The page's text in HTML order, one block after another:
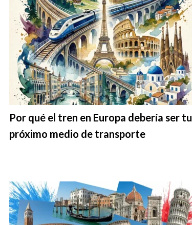
Por qué el tren en Europa debería ser tu
próximo medio de transporte